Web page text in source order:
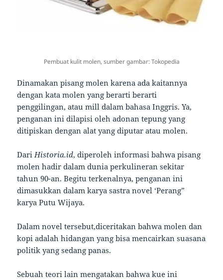
Pembuat kulit molen, sumber gambar: Tokopedia
Dinamakan pisang molen karena ada kaitannya
dengan kata molen yang berarti berarti
penggilingan, atau mill dalam bahasa Inggris. Ya,
penganan ini dilapisi oleh adonan tepung yang
ditipiskan dengan alat yang diputar atau molen.
DariHistoria.id, diperoleh informasi bahwa pisang
molen hadir dalam dunia perkulineran sekitar
tahun 90-an. Begitu terkenalnya, penganan ini
dimasukkan dalam karya sastra novel ‘Perang”
karya Putu Wijaya.
Dalam novel tersebut,diceritakan bahwa molen dan
kopi adalah hidangan yang bisa mencairkan suasana
politik yang sedang panas.
Sebuah teori lain mengatakan bahwa kue ini